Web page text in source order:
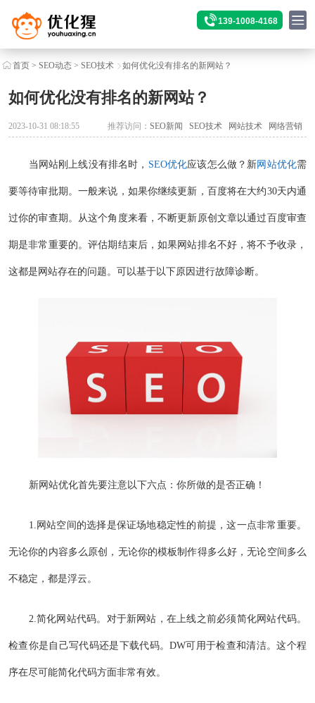
139-1008-4168
首页> SEO动态> SEO技术 如何优化没有排名的新网站？
如何优化没有排名的新网站？
2023-10-31 08:18:55 推荐访问：SEO新闻 SEO技术 网站技术 网络营销
当网站刚上线没有排名时， SEO优化应该怎么做？新网站优化需
要等待审批期。一般来说，如果你继续更新，百度将在大约30天内通
过你的审查期。从这个角度来看，不断更新原创文章以通过百度审查
期是非常重要的。评估期结束后，如果网站排名不好，将不予收录，
这都是网站存在的问题。可以基于以下原因进行故障诊断。
新网站优化首先要注意以下六点：你所做的是否正确！
1.网站空间的选择是保证场地稳定性的前提，这一点非常重要。
无论你的内容多么原创，无论你的模板制作得多么好，无论空间多么
不稳定，都是浮云。
2.简化网站代码。对于新网站，在上线之前必须简化网站代码。
检查你是自己写代码还是下载代码。DW可用于检查和清洁。这个程
序在尽可能简化代码方面非常有效。